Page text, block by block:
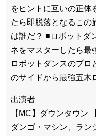
をヒントに互いの正
たら即脱落となるこの
は誰だ？ ■ロボットダ
ネをマスターしたら最
ロボットダンスのプ
のサイドから最強五木
出演者
【MC】ダウンタウン
ダンゴ・マシン、ラン